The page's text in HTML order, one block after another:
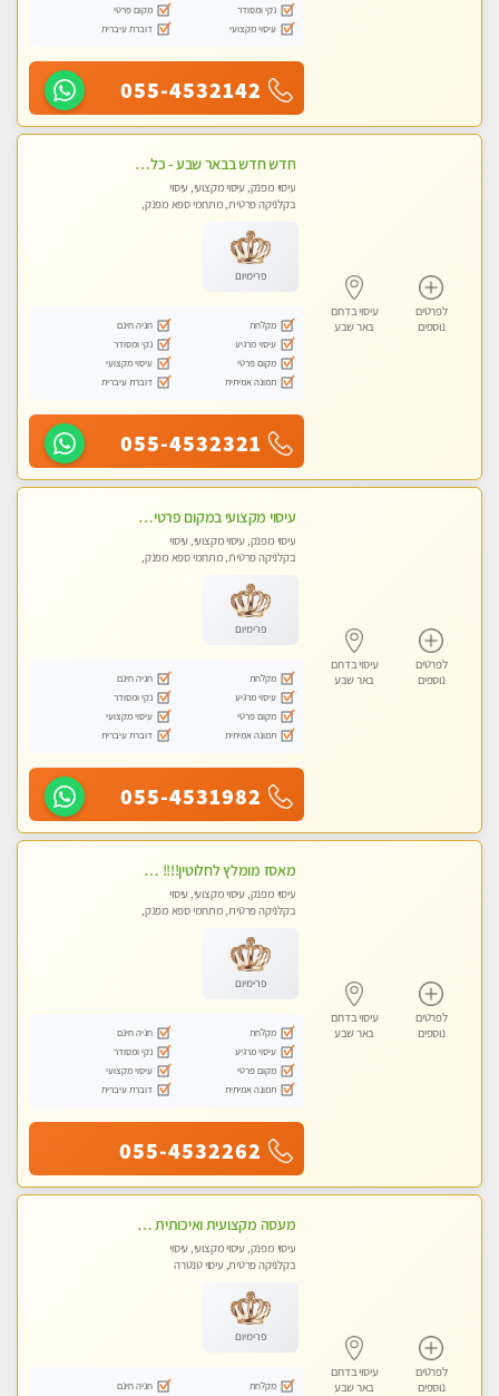
נקי ומסודר
מקום פרטי
עיסוי מקצועי
דוברת עיברית
055-4532142
לפרטים
נוספים
עיסוי בדרום
באר שבע
חדש חדש בבאר שבע - כל סוגי העיסויים מעסה מקצועית ואיכותית פרטי!!!
עיסוי מפנק, עיסוי מקצועי, עיסוי
בקלניקה פרטית, מתחמי ספא מפנק,
פרימיום
מקלחת
חניה חינם
עיסוי מרגיע
נקי ומסודר
מקום פרטי
עיסוי מקצועי
תמונה אמיתית
דוברת עיברית
055-4532321
לפרטים
נוספים
עיסוי בדרום
באר שבע
עיסוי מקצועי במקום פרטי,מפנק ומרגיע...מומלץ מאוד....ללא מין !
עיסוי מפנק, עיסוי מקצועי, עיסוי
בקלניקה פרטית, מתחמי ספא מפנק,
פרימיום
מקלחת
חניה חינם
עיסוי מרגיע
נקי ומסודר
מקום פרטי
עיסוי מקצועי
תמונה אמיתית
דוברת עיברית
055-4531982
לפרטים
נוספים
עיסוי בדרום
באר שבע
מאסז מומלץ לחלוטין!!!! מעסה מקצועית לעיסוי ברמה גבוהה VIP תתקשר .....
עיסוי מפנק, עיסוי מקצועי, עיסוי
בקלניקה פרטית, מתחמי ספא מפנק,
פרימיום
מקלחת
חניה חינם
עיסוי מרגיע
נקי ומסודר
מקום פרטי
עיסוי מקצועי
תמונה אמיתית
דוברת עיברית
055-4532262
לפרטים
נוספים
עיסוי בדרום
באר שבע
מעסה מקצועית ואיכותית עיסוי מפנק ברמה אחרת !!!
עיסוי מפנק, עיסוי מקצועי, עיסוי
בקלניקה פרטית, עיסוי טנטרה
פרימיום
מקלחת
חניה חינם